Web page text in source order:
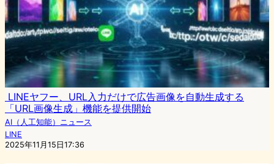
LINEヤフー、URL入力だけで広告画像を自動生成する
「URL画像生成」機能を提供開始
AI（人工知能）ニュース
LINE
2025年11月15日17:36